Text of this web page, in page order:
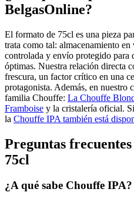
BelgasOnline?
El formato de 75cl es una pieza
trata como tal: almacenamiento
controlada y envío protegido para
óptimas. Nuestra relación directa
frescura, un factor crítico en una
protagonista. Además, en nuestro
familia Chouffe: La Chouffe
Framboise y la cristalería oficial.
la Chouffe IPA también está
Preguntas
75cl
¿A qué sabe Chouffe IPA?